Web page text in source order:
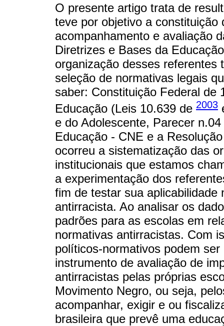
O presente artigo trata de
teve por objetivo a
acompanhamento e avaliação
Diretrizes e Bases da
organização desses
seleção de normativas legais
saber: Constituição Federal de
Educação (Leis 10.639 de 2003
e do Adolescente, Parecer
Educação - CNE e a
ocorreu a sistematização das
institucionais que estamos
a experimentação dos
fim de testar sua aplicabilidade
antirracista. Ao analisar os
padrões para as escolas em
normativas antirracistas. Com
políticos-normativos podem
instrumento de avaliação de
antirracistas pelas próprias
Movimento Negro, ou seja,
acompanhar, exigir e ou
brasileira que prevê uma